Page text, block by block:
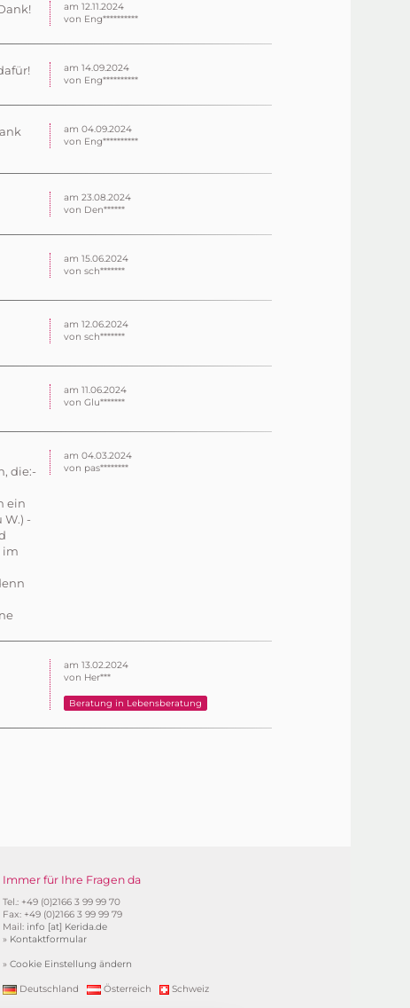
am 12.11.2024
von Eng**********
am 14.09.2024
von Eng**********
am 04.09.2024
von Eng**********
am 23.08.2024
von Den******
am 15.06.2024
von sch*******
am 12.06.2024
von sch*******
am 11.06.2024
von Glu*******
die:-
ein
-
im
am 04.03.2024
von pas********
am 13.02.2024
von Her***
Beratung in Lebensberatung
Immer für Ihre Fragen da
Tel.: +49 (0)2166 3 99 99 70
Fax: +49 (0)2166 3 99 99 79
Mail: info [at] Kerida.de
» Kontaktformular
» Cookie Einstellung ändern
Deutschland Österreich Schweiz